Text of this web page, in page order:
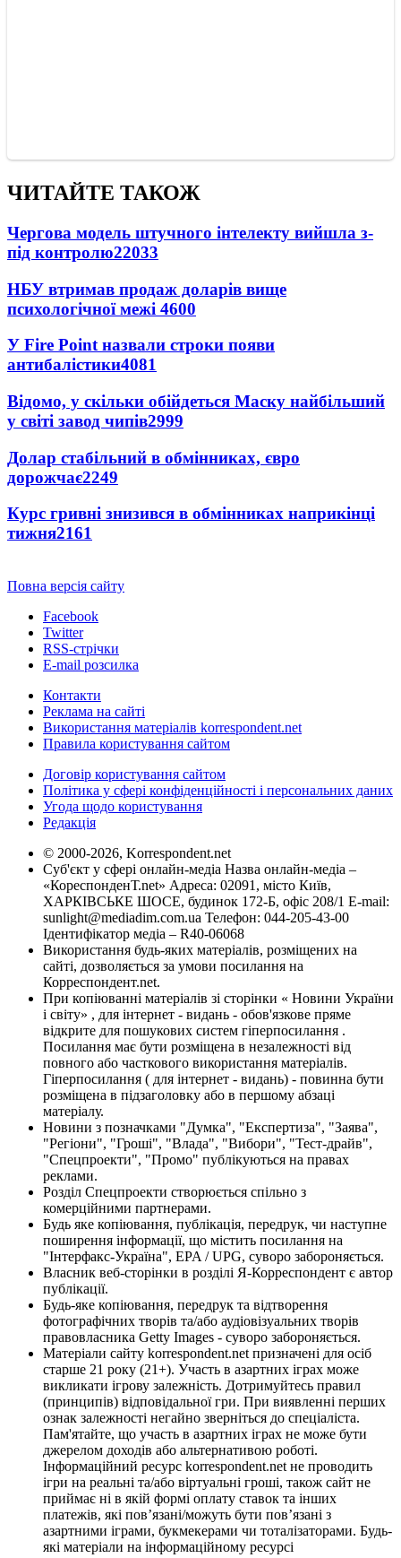
ЧИТАЙТЕ ТАКОЖ
Чергова модель штучного інтелекту вийшла з-
під контролю22033
НБУ втримав продаж доларів вище
психологічної межі 4600
У Fire Point назвали строки появи
антибалістики4081
Відомо, у скільки обійдеться Маску найбільший
у світі завод чипів2999
Долар стабільний в обмінниках, євро
дорожчає2249
Курс гривні знизився в обмінниках наприкінці
тижня2161
Повна версія сайту
Facebook
Twitter
RSS-стрічки
E-mail розсилка
Контакти
Реклама на сайті
Використання матеріалів korrespondent.net
Правила користування сайтом
Договір користування сайтом
Політика у сфері конфіденційності і персональних даних
Угода щодо користування
Редакція
© 2000-2026, Korrespondent.net
Суб'єкт у сфері онлайн-медіа Назва онлайн-медіа –
«КореспонденТ.net» Адреса: 02091, місто Київ,
ХАРКІВСЬКЕ ШОСЕ, будинок 172-Б, офіс 208/1 E-mail:
sunlight@mediadim.com.ua Телефон: 044-205-43-00
Ідентифікатор медіа – R40-06068
Використання будь-яких матеріалів, розміщених на
сайті, дозволяється за умови посилання на
Корреспондент.net.
При копіюванні матеріалів зі сторінки « Новини України
і світу» , для інтернет - видань - обов'язкове пряме
відкрите для пошукових систем гіперпосилання .
Посилання має бути розміщена в незалежності від
повного або часткового використання матеріалів.
Гіперпосилання ( для інтернет - видань) - повинна бути
розміщена в підзаголовку або в першому абзаці
матеріалу.
Новини з позначками "Думка", "Експертиза", "Заява",
"Регіони", "Гроші", "Влада", "Вибори", "Тест-драйв",
"Спецпроекти", "Промо" публікуються на правах
реклами.
Розділ Спецпроекти створюється спільно з
комерційними партнерами.
Будь яке копіювання, публікація, передрук, чи наступне
поширення інформації, що містить посилання на
"Інтерфакс-Україна", EPA / UPG, суворо забороняється.
Власник веб-сторінки в розділі Я-Корреспондент є автор
публікації.
Будь-яке копіювання, передрук та відтворення
фотографічних творів та/або аудіовізуальних творів
правовласника Getty Images - суворо забороняється.
Матеріали сайту korrespondent.net призначені для осіб
старше 21 року (21+). Участь в азартних іграх може
викликати ігрову залежність. Дотримуйтесь правил
(принципів) відповідальної гри. При виявленні перших
ознак залежності негайно зверніться до спеціаліста.
Пам'ятайте, що участь в азартних іграх не може бути
джерелом доходів або альтернативою роботі.
Інформаційний ресурс korrespondent.net не проводить
ігри на реальні та/або віртуальні гроші, також сайт не
приймає ні в якій формі оплату ставок та інших
платежів, які пов’язані/можуть бути пов’язані з
азартними іграми, букмекерами чи тоталізаторами. Будь-
які матеріали на інформаційному ресурсі